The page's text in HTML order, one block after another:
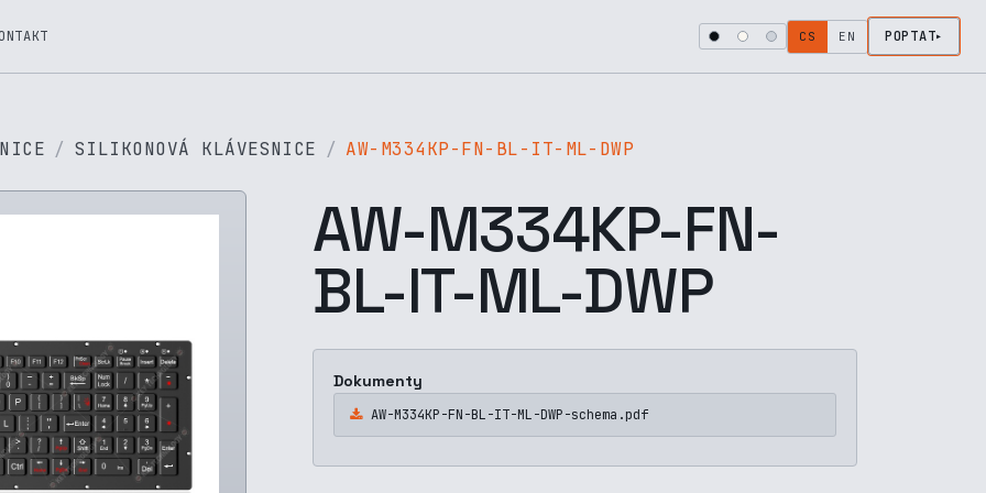
CS EN POPTAT
SILIKONOVÁ KLÁVESNICE AW-M334KP-FN-BL-IT-ML-DWP
AW-M334KP-FN-
BL-IT-ML-DWP
Dokumenty
AW-M334KP-FN-BL-IT-ML-DWP-schema.pdf